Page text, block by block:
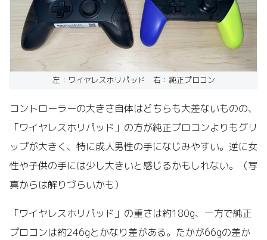
左：ワイヤレスホリパッド 右：純正プロコン
コントローラーの大きさ自体はどちらも大差ないものの、
「ワイヤレスホリパッド」の方が純正プロコンよりもグリ
ップが大きく、特に成人男性の手になじみやすい。逆に女
性や子供の手には少し大きいと感じるかもしれない。（写
真からは解りづらいかも）
「ワイヤレスホリパッド」の重さは約180g、一方で純正
プロコンは約246gとかなり差がある。たかが66gの差か